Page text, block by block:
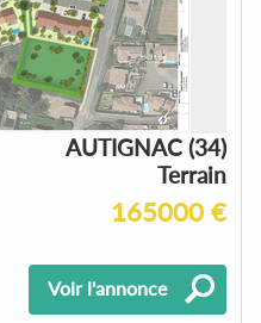
AUTIGNAC (34)
Terrain
165000 €
Voir l'annonce